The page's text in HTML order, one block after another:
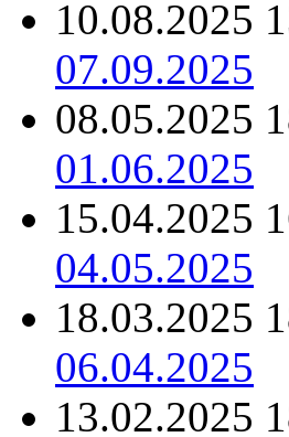
10.08.2025
07.09.2025
08.05.2025
01.06.2025
15.04.2025
04.05.2025
18.03.2025
06.04.2025
13.02.2025